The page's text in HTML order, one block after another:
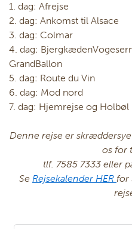
1. dag: Afrejse
2. dag: Ankomst til Alsace
3. dag: Colmar
4. dag:
GrandBallon
5. dag: Route du Vin
6. dag: Mod nord
7. dag: Hjemrejse og Holbøl
Denne rejse er
os for
tlf. 7585 7333 eller
Se Rejsekalender HER for